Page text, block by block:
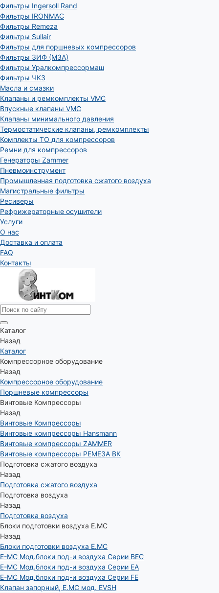
Фильтры Ingersoll Rand
Фильтры IRONMAC
Фильтры Remeza
Фильтры Sullair
Фильтры для поршневых компрессоров
Фильтры ЗИФ (МЗА)
Фильтры Уралкомпрессормаш
Фильтры ЧКЗ
Масла и смазки
Клапаны и ремкомплекты VMC
Впускные клапаны VMC
Клапаны минимального давления
Термостатические клапаны, ремкомплекты
Комплекты ТО для компрессоров
Ремни для компрессоров
Генераторы Zammer
Пневмоинструмент
Промышленная подготовка сжатого воздуха
Магистральные фильтры
Ресиверы
Рефрижераторные осушители
Услуги
О нас
Доставка и оплата
FAQ
Контакты
Каталог
Назад
Каталог
Компрессорное оборудование
Назад
Компрессорное оборудование
Поршневые компрессоры
Винтовые Компрессоры
Назад
Винтовые Компрессоры
Винтовые компрессоры Hansmann
Винтовые компрессоры ZAMMER
Винтовые компрессоры РЕМЕЗА ВК
Подготовка сжатого воздуха
Назад
Подготовка сжатого воздуха
Подготовка воздуха
Назад
Подготовка воздуха
Блоки подготовки воздуха E.MC
Назад
Блоки подготовки воздуха E.MC
E-MC Мод.блоки под-и воздуха Серии BEC
E-MC Мод.блоки под-и воздуха Серии EA
E-MC Мод.блоки под-и воздуха Серии FE
Клапан запорный, E.MC мод. EVSH